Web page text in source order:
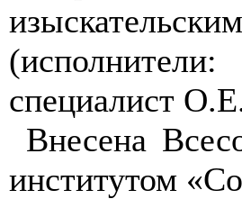
изыскательским
(ис
специалист О.Е
Внесена
институтом «Со